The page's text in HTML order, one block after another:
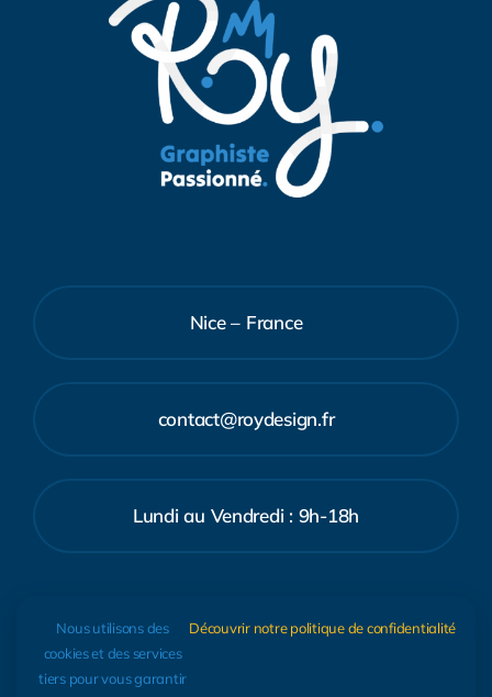
Nice – France
contact@roydesign.fr
Lundi au Vendredi : 9h-18h
07.66.28.28.86
Nous utilisons des
cookies et des services
tiers pour vous garantir
Découvrir notre politique de confidentialité